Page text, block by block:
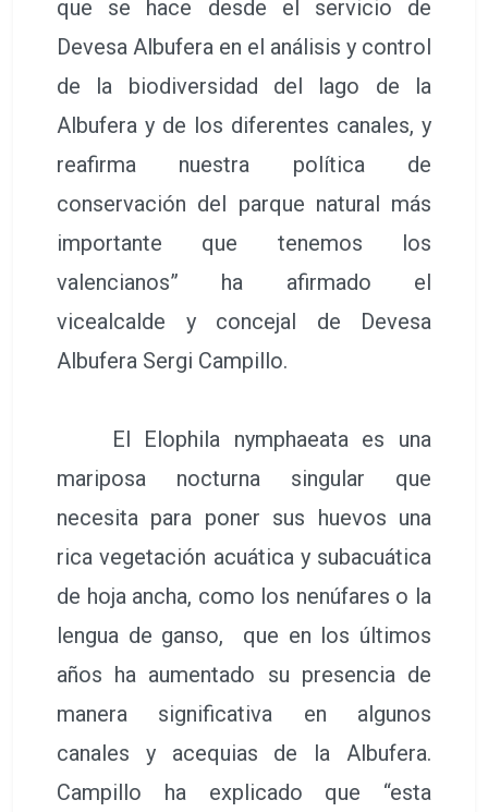
que se hace desde el servicio de
Devesa Albufera en el análisis y control
de la biodiversidad del lago de la
Albufera y de los diferentes canales, y
reafirma nuestra política de
conservación del parque natural más
importante que tenemos los
valencianos” ha afirmado el
vicealcalde y concejal de Devesa
Albufera Sergi Campillo.
El Elophila nymphaeata es una
mariposa nocturna singular que
necesita para poner sus huevos una
rica vegetación acuática y subacuática
de hoja ancha, como los nenúfares o la
lengua de ganso, que en los últimos
años ha aumentado su presencia de
manera significativa en algunos
canales y acequias de la Albufera.
Campillo ha explicado que “esta